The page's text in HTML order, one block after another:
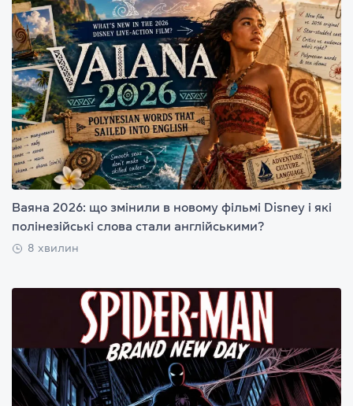
Ваяна 2026: що змінили в новому фільмі Disney і які
полінезійські слова стали англійськими?
8 хвилин